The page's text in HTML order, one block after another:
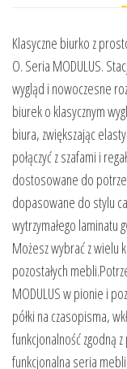
Klasyczne biurko z
O. Seria MODULUS.
wygląd i nowoczesne
biurek o klasycznym
biura, zwiększając
połączyć z szafami i
dostosowane do
dopasowane do stylu
wytrzymałego laminatu
Możesz wybrać z wielu
pozostałych
MODULUS w pionie i
półki na czasopisma,
funkcjonalność zgodną
funkcjonalna seria